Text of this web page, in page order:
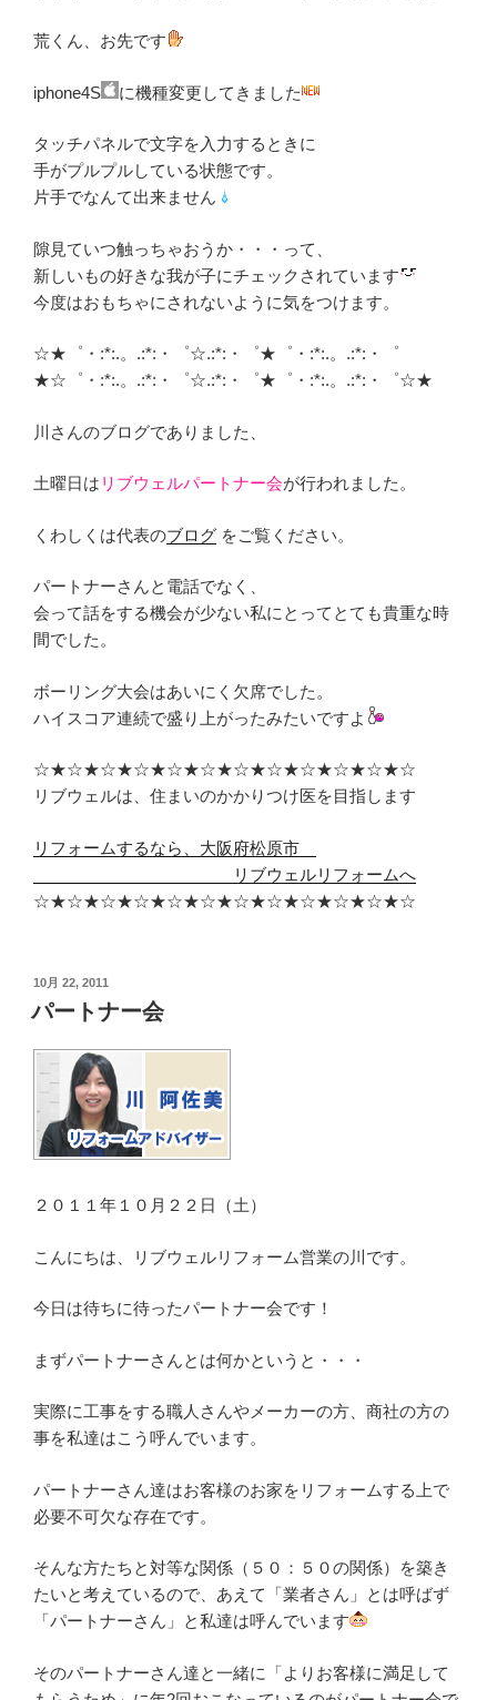
荒くん、お先です
iphone4S に機種変更してきました
タッチパネルで文字を入力するときに
手がプルプルしている状態です。
片手でなんて出来ません
隙見ていつ触っちゃおうか・・・って、
新しいもの好きな我が子にチェックされています
今度はおもちゃにされないように気をつけます。
☆★゜・:*:.。.:*:・゜☆.:*:・゜★゜・:*:.。.:*:・゜
★☆゜・:*:.。.:*:・゜☆.:*:・゜★゜・:*:.。.:*:・゜☆★
川さんのブログでありました、
土曜日は リブウェルパートナー会が行われました。
くわしくは代表のブログ をご覧ください。
パートナーさんと電話でなく、
会って話をする機会が少ない私にとってとても貴重な時
間でした。
ボーリング大会はあいにく欠席でした。
ハイスコア連続で盛り上がったみたいですよ
☆★☆★☆★☆★☆★☆★☆★☆★☆★☆★☆★☆
リブウェルは、住まいのかかりつけ医を目指します
リフォームするなら、大阪府松原市
リブウェルリフォームへ
☆★☆★☆★☆★☆★☆★☆★☆★☆★☆★☆★☆
投
日:
10月 22, 2011
パートナー会
２０１１年１０月２２日（土）
こんにちは、リブウェルリフォーム営業の川です。
今日は待ちに待ったパートナー会です！
まずパートナーさんとは何かというと・・・
実際に工事をする職人さんやメーカーの方、商社の方の
事を私達はこう呼んでいます。
パートナーさん達はお客様のお家をリフォームする上で
必要不可欠な存在です。
そんな方たちと対等な関係（５０：５０の関係）を築き
たいと考えているので、あえて「業者さん」とは呼ばず
「パートナーさん」と私達は呼んでいます
そのパートナーさん達と一緒に「よりお客様に満足して